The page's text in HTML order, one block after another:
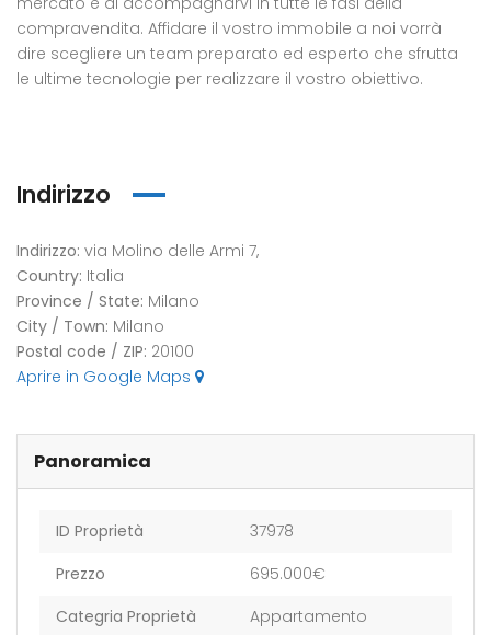
compravendita. Affidare il vostro immobile a noi vorrà
dire scegliere un team preparato ed esperto che sfrutta
le ultime tecnologie per realizzare il vostro obiettivo.
Indirizzo
Indirizzo: via Molino delle Armi 7,
Country: Italia
Province / State: Milano
City / Town: Milano
Postal code / ZIP: 20100
Aprire in Google Maps
Panoramica
ID Proprietà
37978
Prezzo
695.000€
Categria Proprietà
Appartamento